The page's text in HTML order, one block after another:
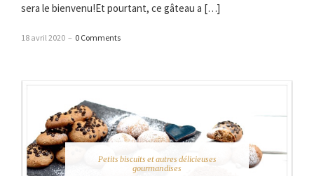
sera le bienvenu!Et pourtant, ce gâteau a […]
18 avril 2020 – 0 Comments
Petits biscuits et autres délicieuses
gourmandises